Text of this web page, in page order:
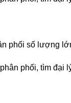
phối số lượng
phối, tìm đại